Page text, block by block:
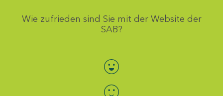
Wie zufrieden sind Sie mit der Website der
SAB?
Bewertung auswählen